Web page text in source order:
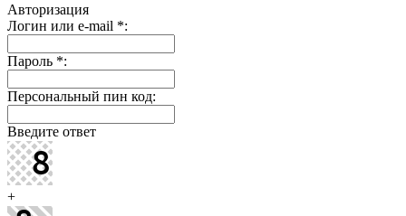
Авторизация
Логин или e-mail *:
Пароль *:
Персональный пин код:
Введите ответ
+